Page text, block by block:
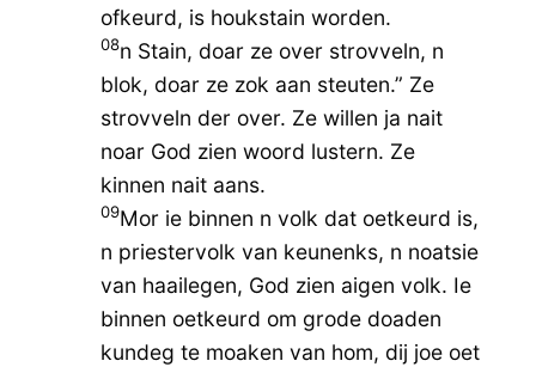
ofkeurd, is houkstain worden.
08n Stain, doar ze over strovveln, n
blok, doar ze zok aan steuten.” Ze
strovveln der over. Ze willen ja nait
noar God zien woord lustern. Ze
kinnen nait aans.
09Mor ie binnen n volk dat oetkeurd is,
n priestervolk van keunenks, n noatsie
van haailegen, God zien aigen volk. Ie
binnen oetkeurd om grode doaden
kundeg te moaken van hom, dij joe oet